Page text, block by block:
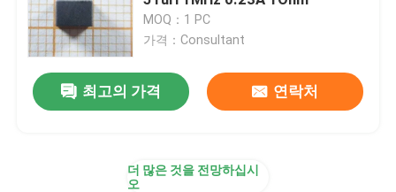
IC 다이오드·트랜지스터
버튼형 배터리 홀더
MOQ：1 PC
가격：Consultant
최고의 가격 연락처
더 많은 것을 전망하십시
오